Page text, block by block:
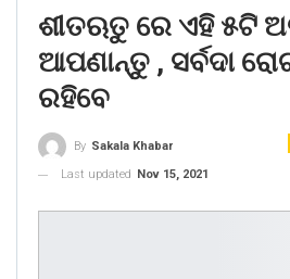
ଶୀତଋତୁ ରେ ଏହି ୫ଟି
ଆପଣାନ୍ତୁ , ସର୍ବଦା
ରହିବେ
By Sakala Khabar
Last updated
Nov 15, 2021